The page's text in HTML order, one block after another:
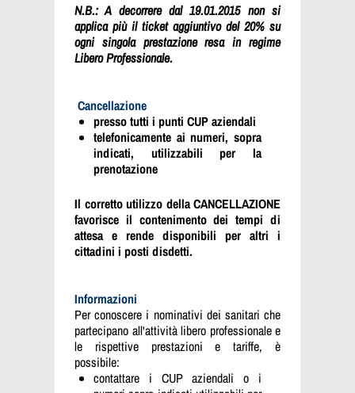
N.B.: A decorrere dal 19.01.2015 non si
applica più il ticket aggiuntivo del 20% su
ogni singola prestazione resa in regime
Libero Professionale.
Cancellazione
presso tutti i punti CUP aziendali
telefonicamente ai numeri, sopra
indicati, utilizzabili per la
prenotazione
Il corretto utilizzo della CANCELLAZIONE
favorisce il contenimento dei tempi di
attesa e rende disponibili per altri i
cittadini i posti disdetti.
Informazioni
Per conoscere i nominativi dei sanitari che
partecipano all'attività libero professionale e
le rispettive prestazioni e tariffe, è
possibile:
contattare i CUP aziendali o i